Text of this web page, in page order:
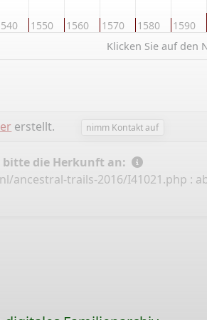
1550 1560 1570 1580 1590
Klicken Sie auf den
erstellt. nimm Kontakt auf
bitte die Herkunft an:
ancestral-trails-2016/I41021.php :